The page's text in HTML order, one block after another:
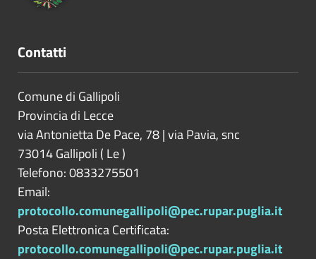
Contatti
Comune di Gallipoli
Provincia di Lecce
via Antonietta De Pace, 78 | via Pavia, snc
73014Gallipoli ( Le)
Telefono: 0833275501
Email:
protocollo.comunegallipoli@pec.rupar.puglia.it
Posta Elettronica Certificata:
protocollo.comunegallipoli@pec.rupar.puglia.it